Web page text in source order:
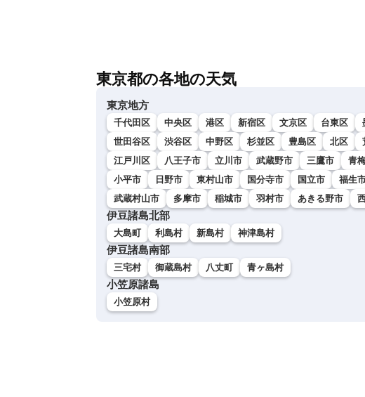
東京都の各地の天気
東京地方
千代田区 中央区 港区 新宿区 文京区 台東区
世田谷区
渋谷区 中野区 杉並区 豊島区 北区
江戸川区
八王子市 立川市 武蔵野市 三鷹市 青
小平市
日野市 東村山市 国分寺市 国立市 福生
武蔵村山市
多摩市 稲城市 羽村市 あきる野市
伊豆諸島北部
大島町 利島村 新島村 神津島村
伊豆諸島南部
三宅村 御蔵島村 八丈町 青ヶ島村
小笠原諸島
小笠原村